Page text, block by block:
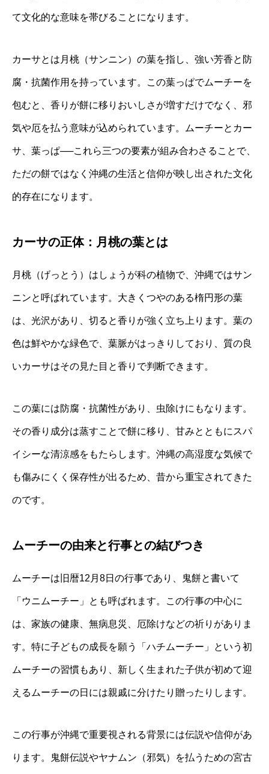
て文化的な意味を帯びることになります。
カーサとは月桃（サンニン）の葉を指し、強い芳香と防
腐・抗菌作用を持っています。この葉っぱでムーチーを
包むと、香りが餅に移りおいしさが増すだけでなく、邪
気や厄を払う意味が込められています。ムーチーとカー
サ、葉っぱ──これら三つの要素が組み合わさることで、
ただの餅ではなく沖縄の生活と信仰が映し出された文化
的存在になります。
カーサの正体：月桃の葉とは
月桃（げっとう）はしょうが科の植物で、沖縄ではサン
ニンと呼ばれています。大きくつやのある楕円形の葉
は、光沢があり、切ると香りが強く立ち上ります。葉の
色は鮮やかな緑色で、葉脈がはっきりしており、質の良
いカーサはその見た目と香りで判断できます。
この葉には防腐・抗菌性があり、虫除けにもなります。
その香り成分は蒸すことで餅に移り、甘みとともにスパ
イシーな清涼感をもたらします。沖縄の高湿度な気候で
も傷みにくく保存性が出るため、昔から重宝されてきた
のです。
ムーチーの由来と行事との結びつき
ムーチーは旧暦12月8日の行事であり、鬼餅と書いて
「ウニムーチー」とも呼ばれます。この行事の中心に
は、家族の健康、無病息災、厄除けなどの祈りがありま
す。特に子どもの成長を願う「ハチムーチー」という初
ムーチーの習慣もあり、新しく生まれた子供が初めて迎
えるムーチーの日には親戚に分けたり贈ったりします。
この行事が沖縄で重要視される背景には伝説や信仰があ
ります。鬼餅伝説やヤナムン（邪気）を払うための宮古